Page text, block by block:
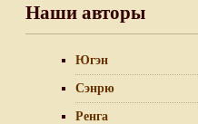
Наши авторы
Югэн
Сэнрю
Ренга